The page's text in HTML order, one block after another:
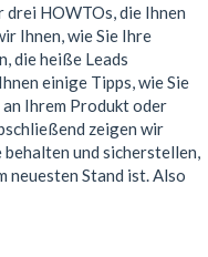
HOWTOs, die Ihnen
Ihnen, wie Sie Ihre
die heiße Leads
einige Tipps, wie Sie
Ihrem Produkt oder
zeigen wir
und sicherstellen,
neuesten Stand ist. Also